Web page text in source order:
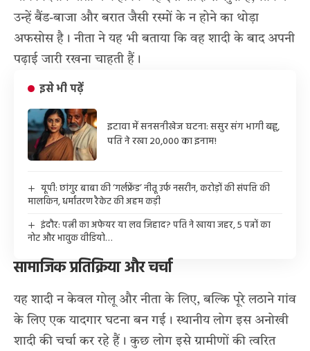
उन्हें बैंड-बाजा और बरात जैसी रस्मों के न होने का थोड़ा
अफसोस है। नीता ने यह भी बताया कि वह शादी के बाद अपनी
पढ़ाई जारी रखना चाहती हैं।
इसे भी पढ़ें
इटावा में सनसनीखेज घटना: ससुर संग भागी बहू,
पति ने रखा 20,000 का इनाम!
यूपी: छांगुर बाबा की ‘गर्लफ्रेंड’ नीतू उर्फ नसरीन, करोड़ों की संपत्ति की
मालकिन, धर्मांतरण रैकेट की अहम कड़ी
इंदौर: पत्नी का अफेयर या लव जिहाद? पति ने खाया जहर, 5 पन्नों का
नोट और भावुक वीडियो…
सामाजिक प्रतिक्रिया और चर्चा
यह शादी न केवल गोलू और नीता के लिए, बल्कि पूरे लठाने गांव
के लिए एक यादगार घटना बन गई। स्थानीय लोग इस अनोखी
शादी की चर्चा कर रहे हैं। कुछ लोग इसे ग्रामीणों की त्वरित